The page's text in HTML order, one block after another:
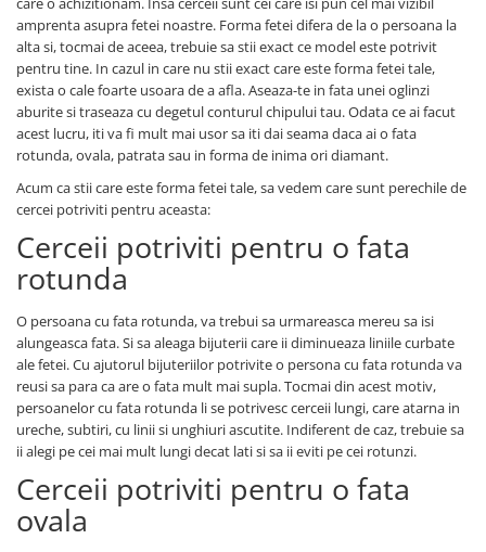
amprenta asupra fetei noastre. Forma fetei difera de la o persoana la
alta si, tocmai de aceea, trebuie sa stii exact ce model este potrivit
pentru tine. In cazul in care nu stii exact care este forma fetei tale,
exista o cale foarte usoara de a afla. Aseaza-te in fata unei oglinzi
aburite si traseaza cu degetul conturul chipului tau. Odata ce ai facut
acest lucru, iti va fi mult mai usor sa iti dai seama daca ai o fata
rotunda, ovala, patrata sau in forma de inima ori diamant.
Acum ca stii care este forma fetei tale, sa vedem care sunt perechile de
cercei potriviti pentru aceasta:
Cerceii potriviti pentru o fata
rotunda
O persoana cu fata rotunda, va trebui sa urmareasca mereu sa isi
alungeasca fata. Si sa aleaga bijuterii care ii diminueaza liniile curbate
ale fetei. Cu ajutorul bijuteriilor potrivite o persona cu fata rotunda va
reusi sa para ca are o fata mult mai supla. Tocmai din acest motiv,
persoanelor cu fata rotunda li se potrivesc cerceii lungi, care atarna in
ureche, subtiri, cu linii si unghiuri ascutite. Indiferent de caz, trebuie sa
ii alegi pe cei mai mult lungi decat lati si sa ii eviti pe cei rotunzi.
Cerceii potriviti pentru o fata
ovala